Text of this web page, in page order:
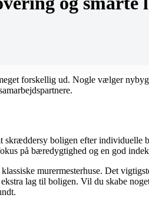
forskellig ud. Nogle vælger
boligen efter individuelle
på bæredygtighed og en god
murermesterhuse. Det
lag til boligen. Vil du skabe